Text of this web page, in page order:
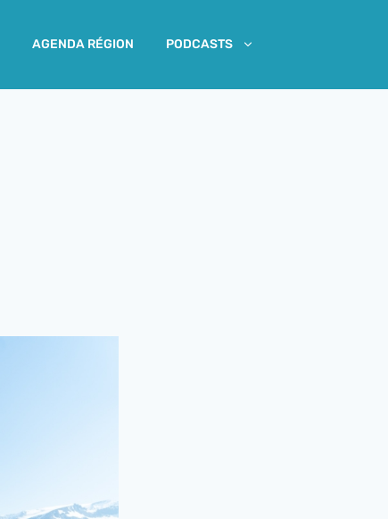
AGENDA RÉGION PODCASTS